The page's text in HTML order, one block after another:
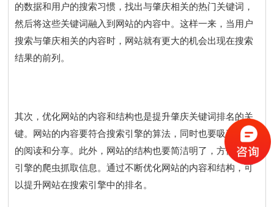
的数据和用户的搜索习惯，找出与肇庆相关的热门关键词，
然后将这些关键词融入到网站的内容中。这样一来，当用户
搜索与肇庆相关的内容时，网站就有更大的机会出现在搜索
结果的前列。
其次，优化网站的内容和结构也是提升肇庆关键词排名的关
键。网站的内容要符合搜索引擎的算法，同时也要吸引用户
的阅读和分享。此外，网站的结构也要简洁明了，方便搜索
引擎的爬虫抓取信息。通过不断优化网站的内容和结构，可
以提升网站在搜索引擎中的排名。